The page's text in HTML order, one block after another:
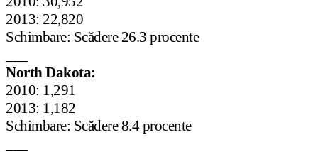
2013: 22,820
Schimbare: Scădere 26.3 procente
North Dakota:
2010: 1,291
2013: 1,182
Schimbare: Scădere 8.4 procente